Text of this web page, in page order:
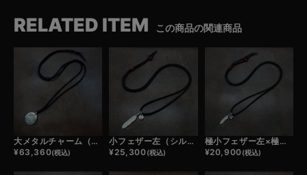
RELATED ITEM この商品の関連商品
大メタルチャーム（シルバー）×鹿革紐×アンティークビーズ/ネックレスカスタム
¥63,360(税込)
小フェザー左（シルバー）×極小メタルチャーム×鹿革紐×アンティークビーズ/ネックレスカスタム
¥25,300(税込)
極小フェザー左×極小メタルチャーム×鹿革紐×アンティークビーズ/ネックレスカスタム
¥20,900(税込)